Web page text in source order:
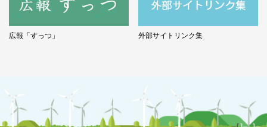
広報「すっつ」 外部サイトリンク集